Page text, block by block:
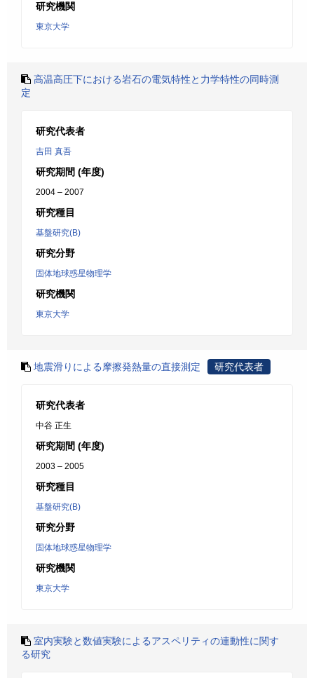
研究機関
東京大学
高温高圧下における岩石の電気特性と力学特性の同時測
定
研究代表者
吉田 真吾
研究期間 (年度)
2004 – 2007
研究種目
基盤研究(B)
研究分野
固体地球惑星物理学
研究機関
東京大学
地震滑りによる摩擦発熱量の直接測定 研究代表者
研究代表者
中谷 正生
研究期間 (年度)
2003 – 2005
研究種目
基盤研究(B)
研究分野
固体地球惑星物理学
研究機関
東京大学
室内実験と数値実験によるアスペリティの連動性に関す
る研究